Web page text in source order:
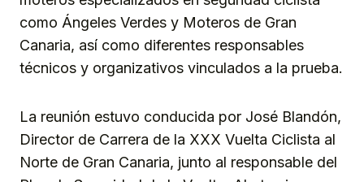
como Ángeles Verdes y Moteros de Gran
Canaria, así como diferentes responsables
técnicos y organizativos vinculados a la prueba.
La reunión estuvo conducida por José Blandón,
Director de Carrera de la XXX Vuelta Ciclista al
Norte de Gran Canaria, junto al responsable del